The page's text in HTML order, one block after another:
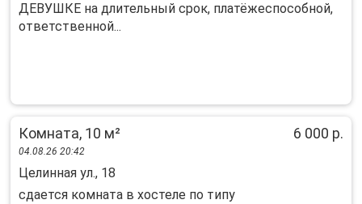
ДЕВУШКЕ на длительный срок, платёжеспособной,
ответственной...
Комната, 10 м² 6 000 р.
04.08.26 20:42
Целинная ул., 18
сдается комната в хостеле по типу